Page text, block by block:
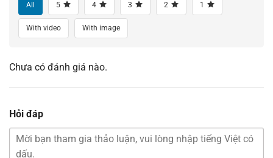
All 5 4 3 2 1
With video With image
Chưa có đánh giá nào.
Hỏi đáp